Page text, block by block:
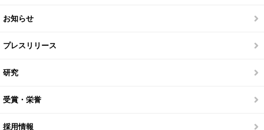
お知らせ
プレスリリース
研究
受賞・栄誉
採用情報